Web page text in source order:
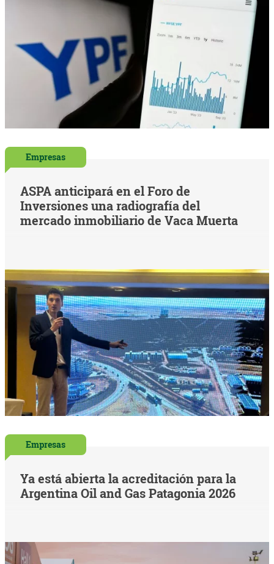
Empresas
ASPA anticipará en el Foro de
Inversiones una radiografía del
mercado inmobiliario de Vaca Muerta
Empresas
Ya está abierta la acreditación para la
Argentina Oil and Gas Patagonia 2026